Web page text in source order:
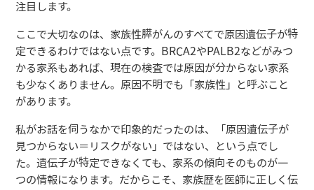
注目します。
ここで大切なのは、家族性膵がんのすべてで原因遺伝子が特
定できるわけではない点です。BRCA2やPALB2などがみつ
かる家系もあれば、現在の検査では原因が分からない家系
も少なくありません。原因不明でも「家族性」と呼ぶこと
があります。
私がお話を伺うなかで印象的だったのは、「原因遺伝子が
見つからない＝リスクがない」ではない、という点でし
た。遺伝子が特定できなくても、家系の傾向そのものが一
つの情報になります。だからこそ、家族歴を医師に正しく伝